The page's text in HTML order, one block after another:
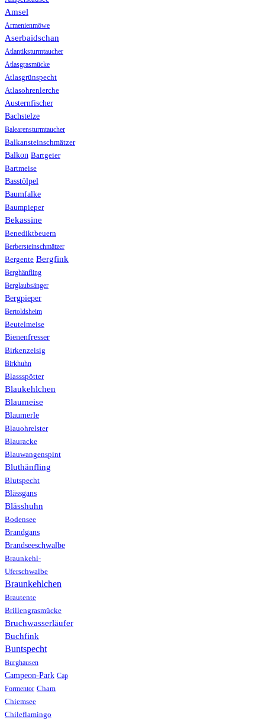
Amsel
Armenienmöwe
Aserbaidschan
Atlantiksturmtaucher
Atlasgrasmücke
Atlasgrünspecht
Atlasohrenlerche
Austernfischer
Bachstelze
Balearensturmtaucher
Balkansteinschmätzer
Balkon Bartgeier
Bartmeise
Basstölpel
Baumfalke
Baumpieper
Bekassine
Benediktbeuern
Berbersteinschmätzer
Bergente Bergfink
Berghänfling
Berglaubsänger
Bergpieper
Bertoldsheim
Beutelmeise
Bienenfresser
Birkenzeisig
Birkhuhn
Blassspötter
Blaukehlchen
Blaumeise
Blaumerle
Blauohrelster
Blauracke
Blauwangenspint
Bluthänfling
Blutspecht
Blässgans
Blässhuhn
Bodensee
Brandgans
Brandseeschwalbe
Braunkehl-
Uferschwalbe
Braunkehlchen
Brautente
Brillengrasmücke
Bruchwasserläufer
Buchfink
Buntspecht
Burghausen
Campeon-Park Cap
Formentor Cham
Chiemsee
Chileflamingo